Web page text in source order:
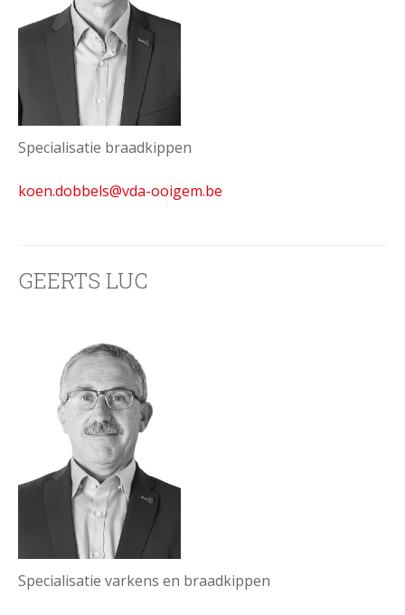
Specialisatie braadkippen
koen.dobbels@vda-ooigem.be
GEERTS LUC
Specialisatie varkens en braadkippen